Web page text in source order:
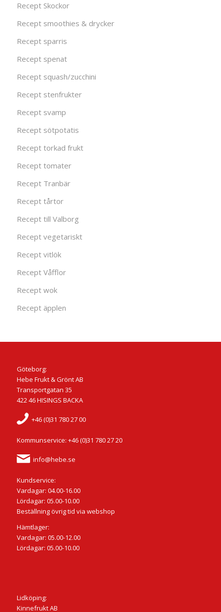
Recept Skockor
Recept smoothies & drycker
Recept sparris
Recept spenat
Recept squash/zucchini
Recept stenfrukter
Recept svamp
Recept sötpotatis
Recept torkad frukt
Recept tomater
Recept Tranbär
Recept tårtor
Recept till Valborg
Recept vegetariskt
Recept vitlök
Recept Våfflor
Recept wok
Recept äpplen
Göteborg:
Hebe Frukt & Grönt AB
Transportgatan 35
422 46 HISINGS BACKA
+46 (0)31 780 27 00
Kommunservice: +46 (0)31 780 27 20
info@hebe.se
Kundservice:
Vardagar: 04.00-16.00
Lördagar: 05.00-10.00
Beställning övrig tid via webshop
Hämtlager:
Vardagar: 05.00-12.00
Lördagar: 05.00-10.00
Lidköping:
Kinnefrukt AB